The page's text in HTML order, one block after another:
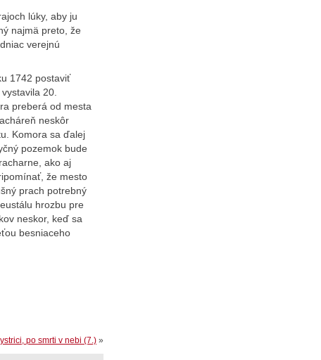
lúky, aby ju
najmä preto, že
verejnú
1742 postaviť
20.
preberá od mesta
neskôr
Komora sa ďalej
pozemok bude
ako aj
že mesto
prach potrebný
hrozbu pre
neskor, keď sa
besniaceho
po smrti v nebi (7.) »